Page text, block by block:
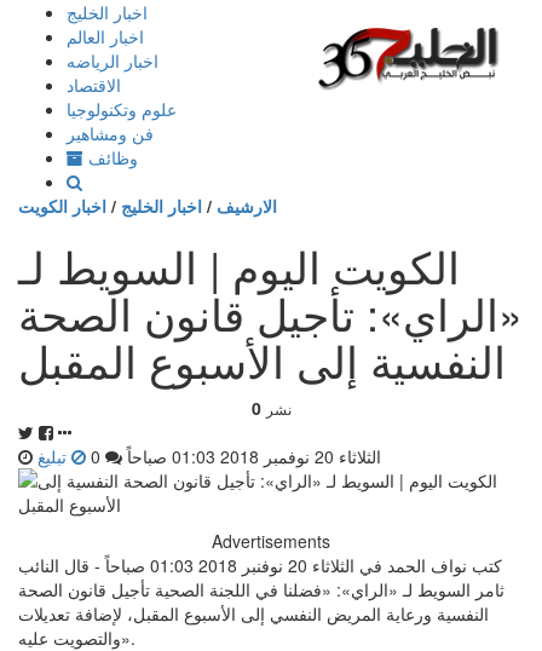
إذهب
المحتوى
اخبار الخليج
اخبار العالم
اخبار الرياضه
الاقتصاد
علوم وتكنولوجيا
فن ومشاهير
وظائف
الارشيف / اخبار الخليج / اخبار الكويت
الكويت اليوم | السويط لـ
«الراي»: تأجيل قانون الصحة
النفسية إلى الأسبوع المقبل
0 نشر
الثلاثاء 20 نوفمبر 2018 01:03 صباحاً تبليغ
Advertisements
كتب نواف الحمد في الثلاثاء 20 نوفنبر 2018 01:03 صباحاً - قال النائب
ثامر السويط لـ «الراي»: «فضلنا في اللجنة الصحية تأجيل قانون الصحة
النفسية ورعاية المريض النفسي إلى الأسبوع المقبل، لإضافة تعديلات
والتصويت عليه».